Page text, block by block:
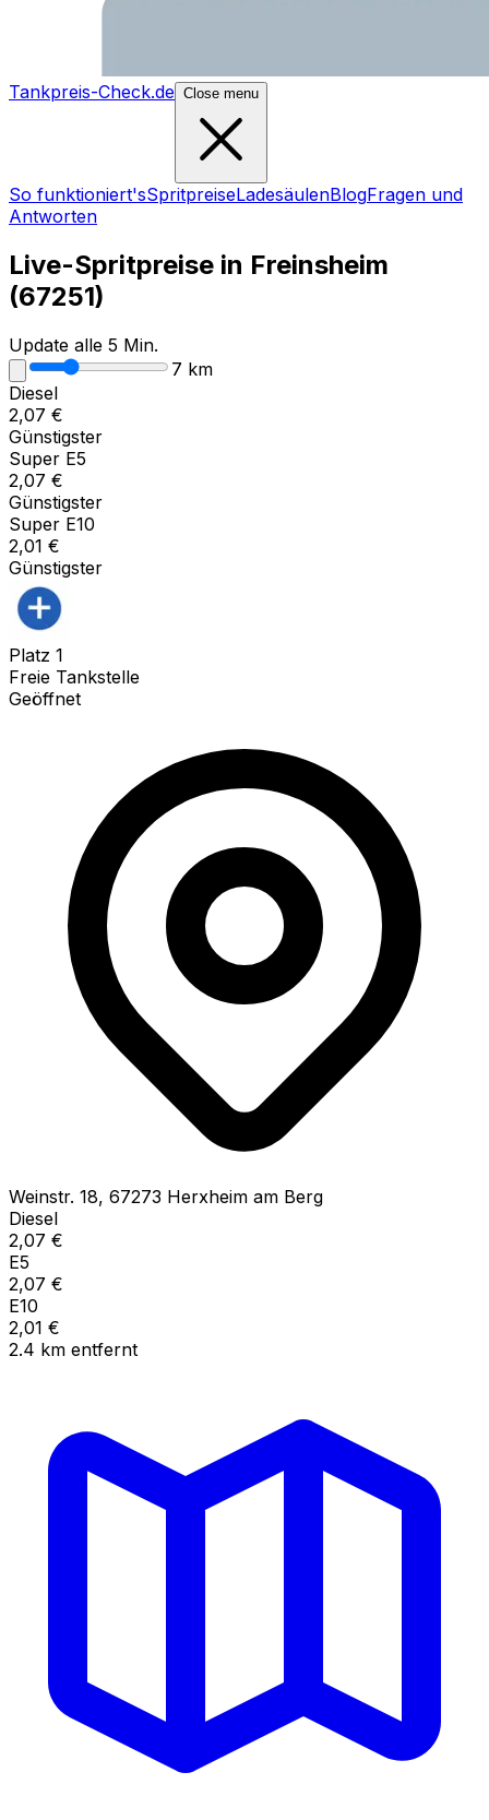
Tankpreis-Check.de Close menu
So funktioniert'sSpritpreiseLadesäulenBlogFragen und
Antworten
Live-Spritpreise in Freinsheim
(67251)
Update alle 5 Min.
7 km
Diesel
2,07 €
Günstigster
Super E5
2,07 €
Günstigster
Super E10
2,01 €
Günstigster
Platz 1
Freie Tankstelle
Geöffnet
Weinstr. 18, 67273 Herxheim am Berg
Diesel
2,07 €
E5
2,07 €
E10
2,01 €
2.4 km entfernt